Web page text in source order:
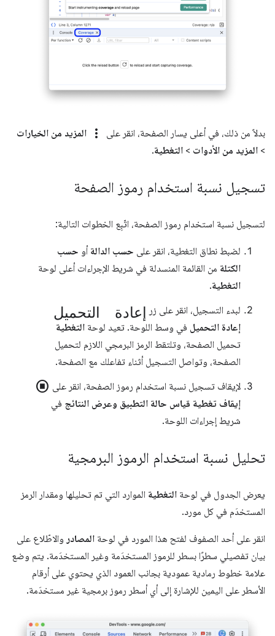
بدلاً من ذلك، في أعلى يسار الصفحة، انقر على more_vert
المزيد من الخيارات
> المزيد من الأدوات > التغطية.
تسجيل نسبة استخدام رموز الصفحة
لتسجيل نسبة استخدام رموز الصفحة، اتّبِع الخطوات التالية:
لضبط نطاق التغطية، انقر على حسب الدالة أو حسب
الكتلة من القائمة المنسدلة في شريط الإجراءات أعلى لوحة
التغطية.
لبدء التسجيل، انقر على زر إعادة التحميل
إعادة التحميل في وسط اللوحة. تعيد لوحة التغطية
تحميل الصفحة، وتلتقط الرمز البرمجي اللازم لتحميل
الصفحة، وتواصل التسجيل أثناء تفاعلك مع الصفحة.
لإيقاف تسجيل نسبة استخدام رموز الصفحة، انقر على stop_circle
إيقاف تغطية قياس حالة التطبيق وعرض النتائج في
شريط إجراءات اللوحة.
تحليل نسبة استخدام الرموز البرمجية
يعرض الجدول في لوحة التغطية الموارد التي تم تحليلها ومقدار الرمز
المستخدَم في كل مورد.
انقر على أحد الصفوف لفتح هذا المورد في لوحة المصادر والاطّلاع على
بيان تفصيلي سطرًا بسطر للرموز المستخدَمة وغير المستخدَمة. يتم وضع
علامة خطوط رمادية عمودية بجانب العمود الذي يحتوي على أرقام
الأسطر على اليمين للإشارة إلى أي أسطر رموز برمجية غير مستخدَمة.